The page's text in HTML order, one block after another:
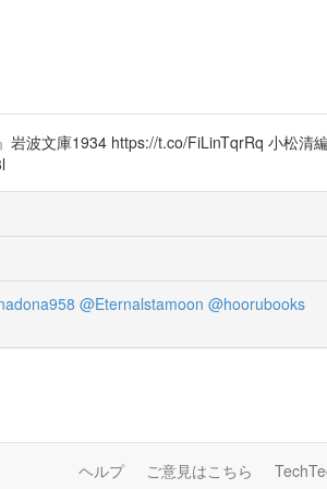
岩波文庫1934 https://t.co/FiLinTqrRq 小松清
@Eternalstamoon @hoorubooks
ヘルプ ご意見はこちら